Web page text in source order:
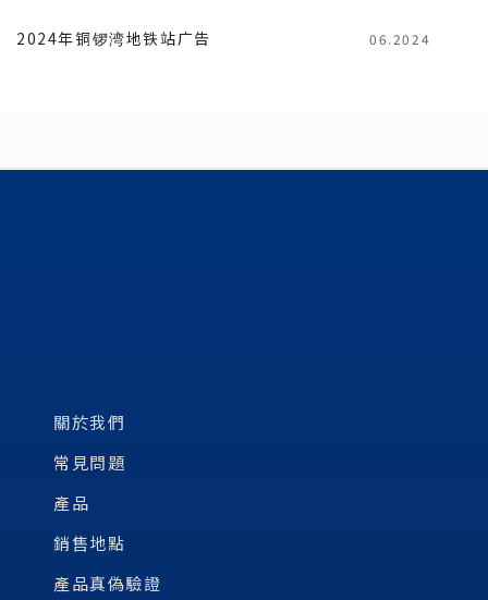
2024年铜锣湾地铁站广告 06.2024
關於我們
常見問題
產品
銷售地點
產品真偽驗證